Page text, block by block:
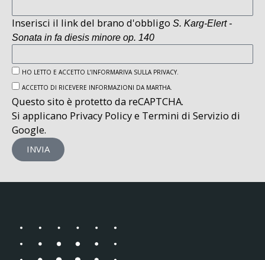
Inserisci il link del brano d'obbligo S. Karg-Elert -
Sonata in fa diesis minore op. 140
HO LETTO E ACCETTO L’INFORMARIVA SULLA PRIVACY.
ACCETTO DI RICEVERE INFORMAZIONI DA MARTHA.
Questo sito è protetto da reCAPTCHA.
Si applicano Privacy Policye Termini di Servizio di
Google.
INVIA